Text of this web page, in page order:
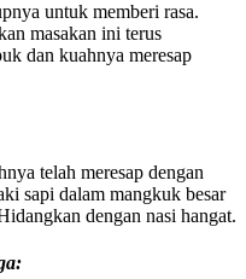
untuk memberi rasa.
masakan ini terus
dan kuahnya meresap
telah meresap dengan
sapi dalam mangkuk besar
dengan nasi hangat.